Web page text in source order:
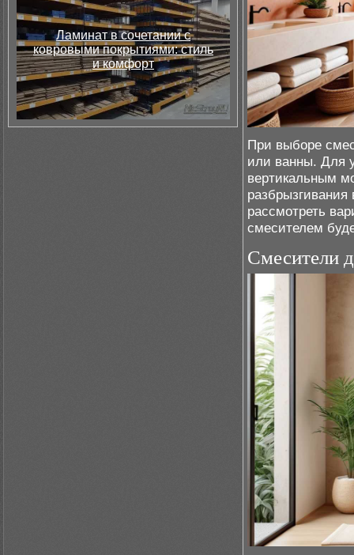
Ламинат в сочетании с
ковровыми покрытиями: стиль
и комфорт
При выборе
или ванны. Для
вертикальным
рассмотреть
смесителем
Смесители